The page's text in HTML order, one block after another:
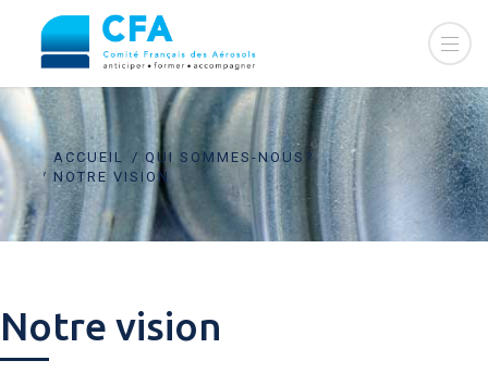
ACCUEIL
QUI SOMMES-NOUS?
NOTRE VISION
Notre vision